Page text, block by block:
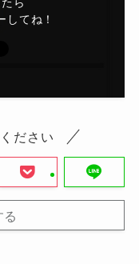
てね！
ださい
る